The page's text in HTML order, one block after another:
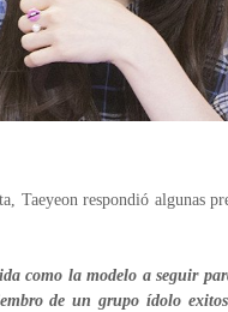
Taeyeon respondió algunas
como la modelo a seguir
de un grupo ídolo